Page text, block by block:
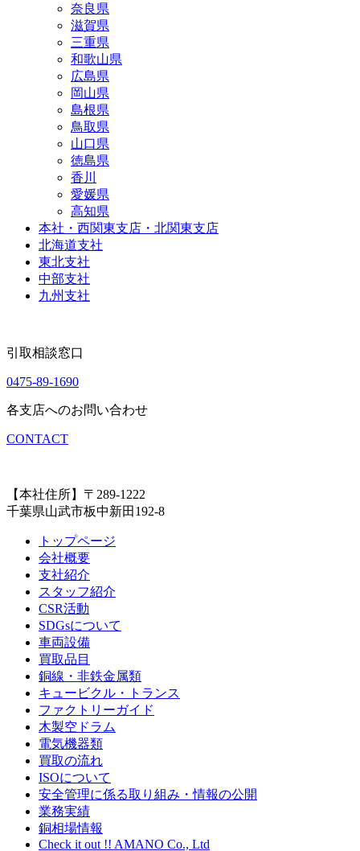
奈良県
滋賀県
三重県
和歌山県
広島県
岡山県
島根県
鳥取県
山口県
徳島県
香川
愛媛県
高知県
本社・西関東支店・北関東支店
北海道支社
東北支社
中部支社
九州支社
引取相談窓口
0475-89-1690
各支店へのお問い合わせ
CONTACT
【本社住所】〒289-1222
千葉県山武市板中新田192-8
トップページ
会社概要
支社紹介
スタッフ紹介
CSR活動
SDGsについて
車両設備
買取品目
銅線・非鉄金属類
キュービクル・トランス
ファクトリーガイド
木製空ドラム
電気機器類
買取の流れ
ISOについて
安全管理に係る取り組み・情報の公開
業務実績
銅相場情報
Check it out !! AMANO Co., Ltd